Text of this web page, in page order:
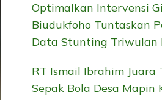
Optimalkan Intervensi
Biudukfoho Tuntaskan
Data Stunting Triwulan
RT Ismail Ibrahim Juara
Sepak Bola Desa Mapin